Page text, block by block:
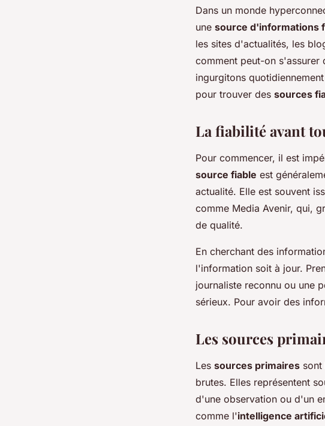
Où trouver une source
Dans un monde
une source d'informations
les sites d'actualités, les
comment peut-on s'assurer
ingurgitons
pour trouver des sources
La fiabilité avant
Pour commencer, il est
source fiable est
actualité. Elle est souvent
comme Media Avenir, qui,
de qualité.
En cherchant des
l'information soit à jour.
journaliste reconnu ou une
sérieux. Pour avoir des
Les sources
Les sources primaires sont
brutes. Elles représentent
d'une observation ou d'un
comme l'intelligence